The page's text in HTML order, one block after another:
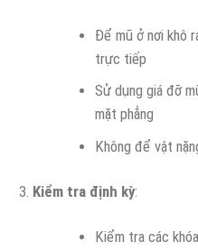
Để mũ ở nơi khô
trực tiếp
Sử dụng giá đỡ
mặt phẳng
Không để vật
Kiểm tra định kỳ:
Kiểm tra các